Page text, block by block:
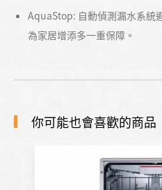
AquaStop: 自動偵測漏水系統
為家居增添多一重保障。
你可能也會喜歡的商品